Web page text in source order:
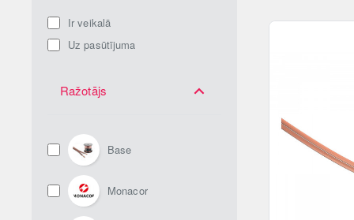
Ir veikalā
Uz pasūtījuma
Ražotājs
Base
Monacor